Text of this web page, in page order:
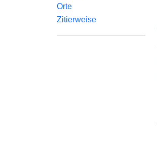
Orte
Zitierweise